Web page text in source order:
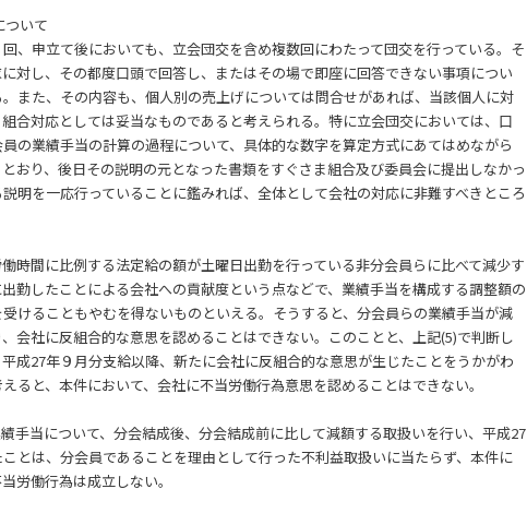
ついて
、申立て後においても、立会団交を含め複数回にわたって団交を行っている。そ
対し、その都度口頭で回答し、またはその場で即座に回答できない事項につい
また、その内容も、個人別の売上げについては問合せがあれば、当該個人に対
合対応としては妥当なものであると考えられる。特に立会団交においては、口
の業績手当の計算の過程について、具体的な数字を算定方式にあてはめながら
おり、後日その説明の元となった書類をすぐさま組合及び委員会に提出しなかっ
明を一応行っていることに鑑みれば、全体として会社の対応に非難すべきところ
時間に比例する法定給の額が土曜日出勤を行っている非分会員らに比べて減少す
勤したことによる会社への貢献度という点などで、業績手当を構成する調整額の
けることもやむを得ないものといえる。そうすると、分会員らの業績手当が減
会社に反組合的な意思を認めることはできない。このことと、上記(5)で判断し
成27年９月分支給以降、新たに会社に反組合的な意思が生じたことをうかがわ
ると、本件において、会社に不当労働行為意思を認めることはできない。
手当について、分会結成後、分会結成前に比して減額する取扱いを行い、平成27
とは、分会員であることを理由として行った不利益取扱いに当たらず、本件に
労働行為は成立しない。